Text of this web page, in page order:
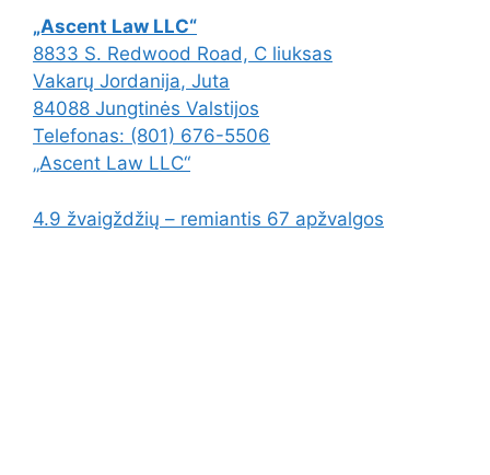
„Ascent Law LLC“
8833 S. Redwood Road, C liuksas
Vakarų Jordanija, Juta
84088 Jungtinės Valstijos
Telefonas: (801) 676-5506
„Ascent Law LLC“
4.9 žvaigždžių – remiantis 67 apžvalgos